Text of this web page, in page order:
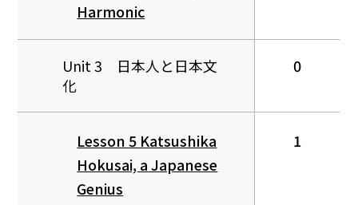
Harmonic
Unit 3 日本人と日本文
化
0
Lesson 5 Katsushika
Hokusai, a Japanese
Genius
1